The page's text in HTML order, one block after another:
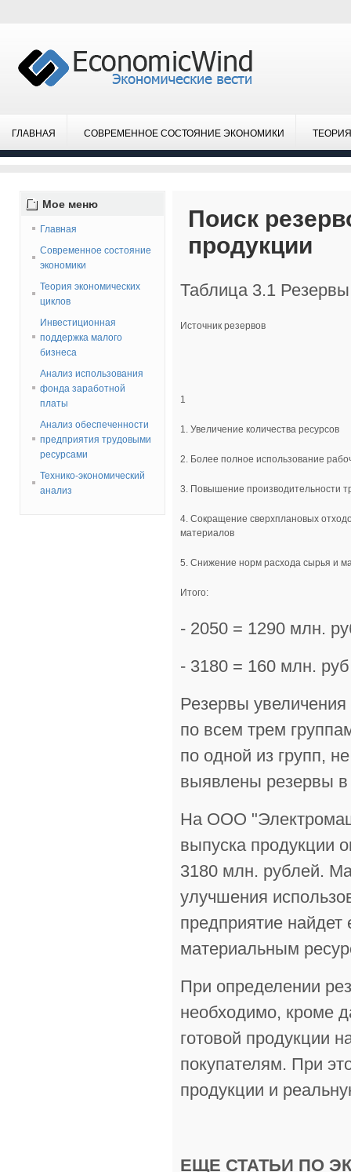
ГЛАВНАЯ СОВРЕМЕННОЕ СОСТОЯНИЕ ЭКОНОМИКИ
Поиск
продукции
Таблица 3.1
Источник резервов
1
1. Увеличение количества ресурсов
2. Более полное использование
3. Повышение производительности
4. Сокращение сверхплановых
материалов
5. Снижение норм расхода сырья и
Итого:
- 2050 = 1290 млн.
- 3180 = 160 млн.
Резервы
по всем трем
по одной из групп,
выявлены резервы в
На ООО
выпуска продукции
3180 млн. рублей.
улучшения
предприятие
материальным
При определении
необходимо, кроме
готовой продукции
покупателям. При
продукции и
ЕЩЕ СТАТЬИ ПО
Мое меню
Главная
Современное состояние
экономики
Теория экономических
циклов
Инвестиционная
поддержка малого
бизнеса
Анализ использования
фонда заработной
платы
Анализ обеспеченности
предприятия трудовыми
ресурсами
Технико-экономический
анализ